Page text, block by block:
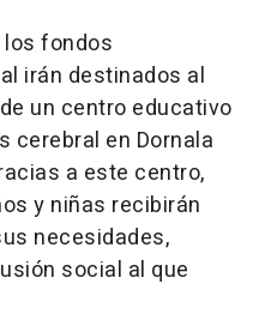
los fondos
irán destinados al
un centro educativo
cerebral en Dornala
a este centro,
y niñas recibirán
necesidades,
social al que